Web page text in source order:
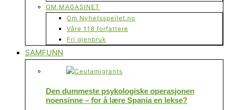
OM MAGASINET
Om Nyhetsspeilet.no
Våre 118 forfattere
Fri gjenbruk
SAMFUNN
Den dummeste psykologiske operasjonen
noensinne – for å lære Spania en lekse?